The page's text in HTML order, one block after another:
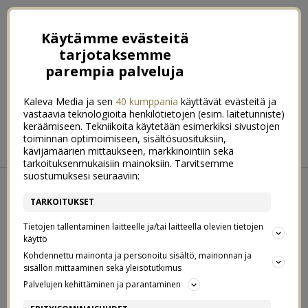
ETUSIVU RUOKA
HYVINVOINTI
KOTI & SISUSTUS
LIFESTYLE
KESKIVIIKKO 25. MAALISKUUN 2020
#STAYATHOMECLUB OSA 1:
KOTIVAATETUS
Käytämme evästeitä
tarjotaksemme
parempia palveluja
Kaleva Media ja sen 40 kumppania käyttävät evästeitä ja
vastaavia teknologioita henkilötietojen (esim. laitetunniste)
keräämiseen. Tekniikoita käytetään esimerkiksi sivustojen
toiminnan optimoimiseen, sisältösuosituksiin,
kävijämäärien mittaukseen, markkinointiin sekä
tarkoituksenmukaisiin mainoksiin. Tarvitsemme
suostumuksesi seuraaviin:
TARKOITUKSET
Tietojen tallentaminen laitteelle ja/tai laitteella olevien tietojen
käyttö
Kohdennettu mainonta ja personoitu sisältö, mainonnan ja
sisällön mittaaminen sekä yleisötutkimus
Palvelujen kehittäminen ja parantaminen